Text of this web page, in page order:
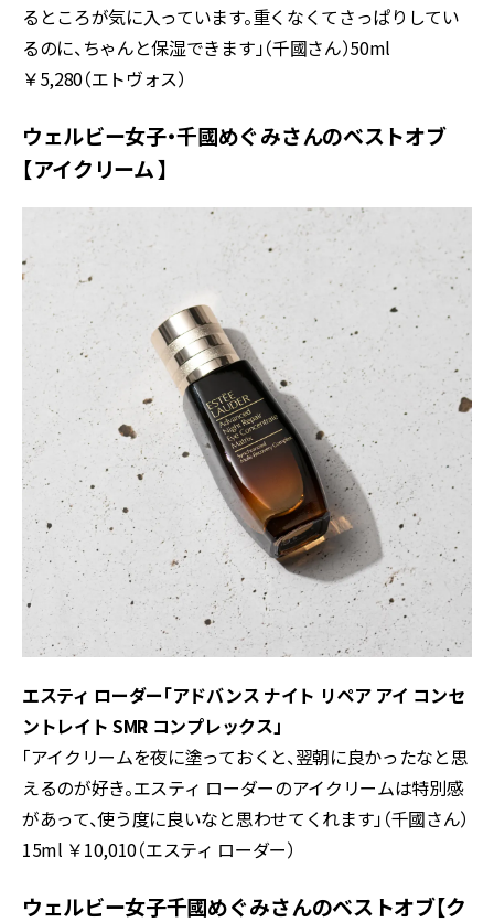
るところが気に入っています。重くなくてさっぱりしてい
るのに、ちゃんと保湿できます」（千國さん）50ml
￥5,280（エトヴォス）
ウェルビー女子・千國めぐみさんのベストオブ
【アイクリーム 】
エスティ ローダー「アドバンス ナイト リペア アイ コンセ
ントレイト SMR コンプレックス」
「アイクリームを夜に塗っておくと、翌朝に良かったなと思
えるのが好き。エスティ ローダーのアイクリームは特別感
があって、使う度に良いなと思わせてくれます」（千國さん）
15ml ￥10,010（エスティ ローダー）
ウェルビー女子千國めぐみさんのベストオブ【ク